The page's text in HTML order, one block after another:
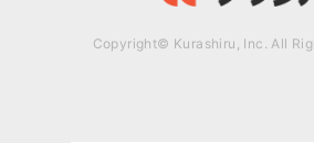
Copyright© Kurashiru, Inc. All